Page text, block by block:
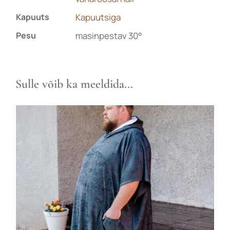
Kapuuts Kapuutsiga
Pesu masinpestav 30°
Sulle võib ka meeldida...